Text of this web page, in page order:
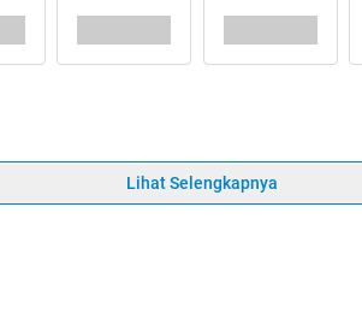
Lihat Selengkapnya